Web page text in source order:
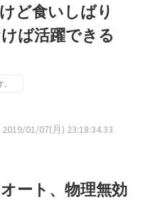
ど食いしばり
ば活躍できる
2019/01/07(月) 23:18:34.33
ート、物理無効